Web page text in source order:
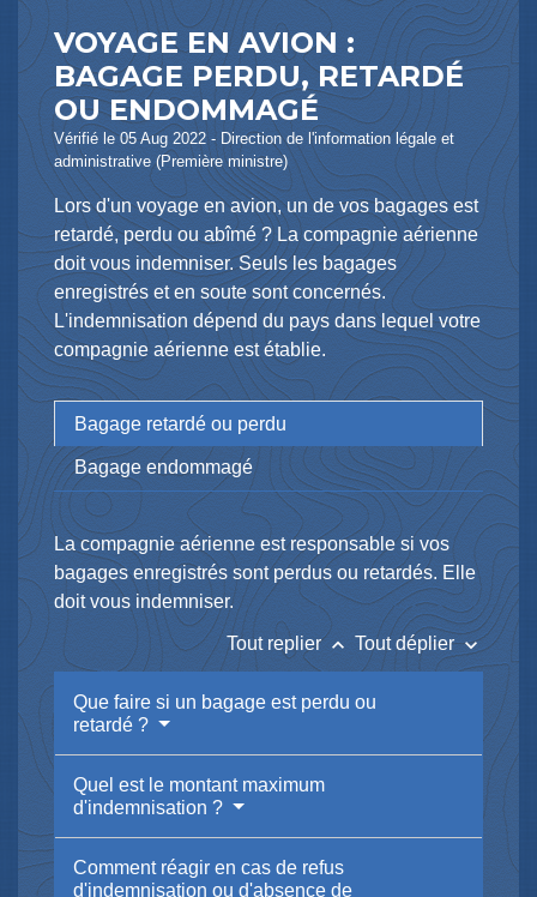
VOYAGE EN AVION :
BAGAGE PERDU, RETARDÉ
OU ENDOMMAGÉ
Vérifié le 05 Aug 2022 - Direction de l'information légale et
administrative (Première ministre)
Lors d'un voyage en avion, un de vos bagages est
retardé, perdu ou abîmé ? La compagnie aérienne
doit vous indemniser. Seuls les bagages
enregistrés et en soute sont concernés.
L'indemnisation dépend du pays dans lequel votre
compagnie aérienne est établie.
Bagage retardé ou perdu
Bagage endommagé
La compagnie aérienne est responsable si vos
bagages enregistrés sont perdus ou retardés. Elle
doit vous indemniser.
Tout replier keyboard_arrow_up Tout déplierkeyboard_arrow_down
Que faire si un bagage est perdu ou
retardé ?
Quel est le montant maximum
d'indemnisation ?
Comment réagir en cas de refus
d'indemnisation ou d'absence de